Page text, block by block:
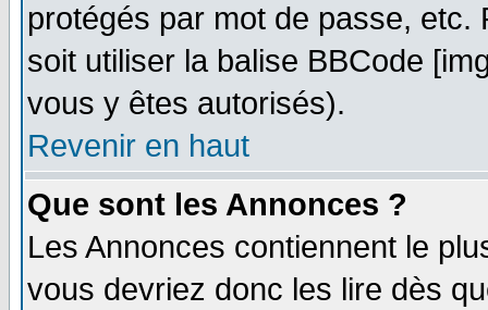
protégés par mot de passe,
soit utiliser la balise BBCode
vous y êtes autorisés).
Revenir en haut
Que sont les Annonces ?
Les Annonces contiennent le
vous devriez donc les lire dès